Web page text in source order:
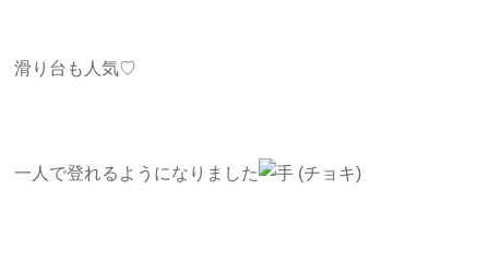
滑り台も人気♡
一人で登れるようになりました